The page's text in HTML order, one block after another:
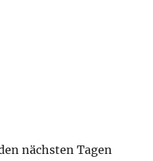
nächsten Tagen